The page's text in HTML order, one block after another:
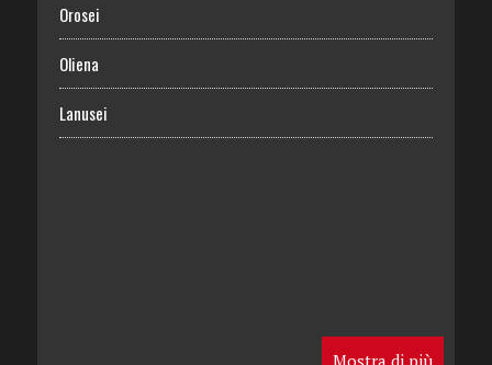
Orosei
Oliena
Lanusei
Mostra di più